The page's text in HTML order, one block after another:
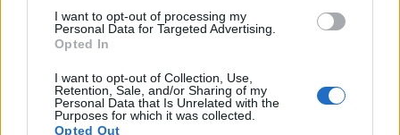
I want to opt-out of processing my
Personal Data for Targeted Advertising.
Opted In
I want to opt-out of Collection, Use,
Retention, Sale, and/or Sharing of my
Personal Data that Is Unrelated with the
Purposes for which it was collected.
Opted Out
Az üllő és a kalapács között
Mozart sűrűség